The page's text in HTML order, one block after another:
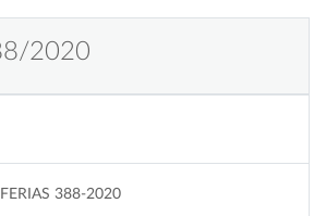
2020
388-2020